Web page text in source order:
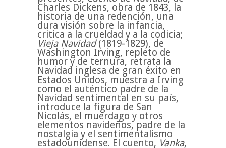
Charles Dickens, obra de 1843, la
historia de una redención, una
dura visión sobre la infancia,
critica a la crueldad y a la codicia;
Vieja Navidad(1819-1829), de
Washington Irving, repleto de
humor y de ternura, retrata la
Navidad inglesa de gran éxito en
Estados Unidos, muestra a Irving
como el auténtico padre de la
Navidad sentimental en su país,
introduce la figura de San
Nicolás, el muérdago y otros
elementos navideños, padre de la
nostalgia y el sentimentalismo
estadounidense. El cuento, Vanka,